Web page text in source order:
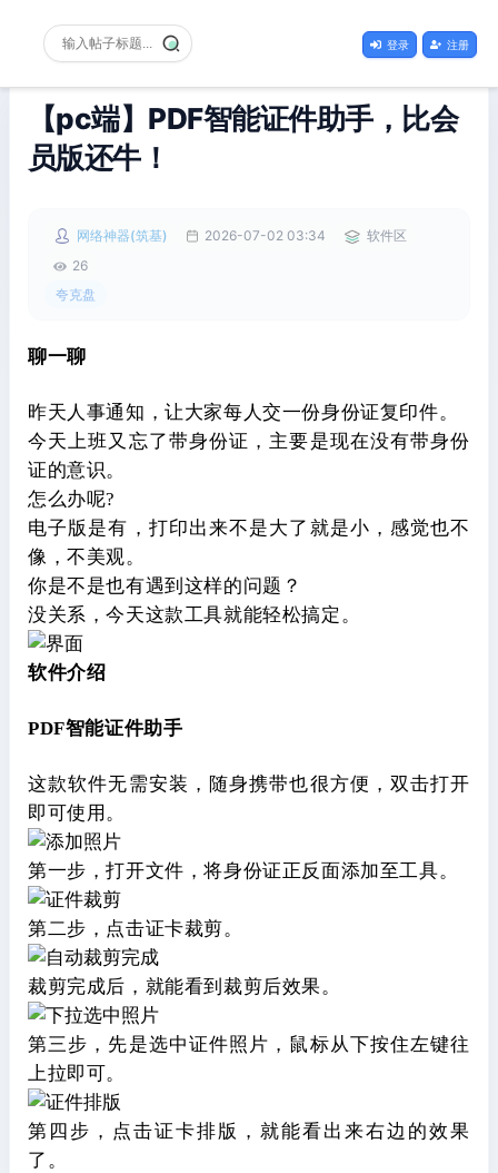
登录 注册
【pc端】PDF智能证件助手，比会
员版还牛！
网络神器(筑基) 2026-07-02 03:34
软件区
26
夸克盘
聊一聊
昨天人事通知，让大家每人交一份身份证复印件。
今天上班又忘了带身份证，主要是现在没有带身份
证的意识。
怎么办呢?
电子版是有，打印出来不是大了就是小，感觉也不
像，不美观。
你是不是也有遇到这样的问题？
没关系，今天这款工具就能轻松搞定。
软件介绍
PDF智能证件助手
这款软件无需安装，随身携带也很方便，双击打开
即可使用。
第一步，打开文件，将身份证正反面添加至工具。
第二步，点击证卡裁剪。
裁剪完成后，就能看到裁剪后效果。
第三步，先是选中证件照片，鼠标从下按住左键往
上拉即可。
第四步，点击证卡排版，就能看出来右边的效果
了。